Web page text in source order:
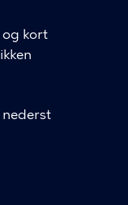
og kort
nederst